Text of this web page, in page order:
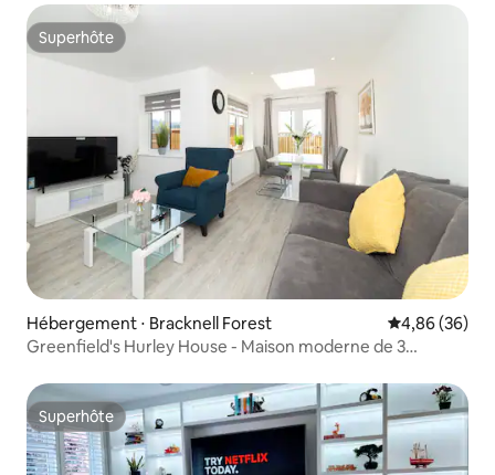
Superhôte
Superhôte
Hébergement ⋅ Bracknell Forest Évaluation
4,86 (36)
Greenfield's Hurley House - Maison moderne de 3
Superhôte
Superhôte